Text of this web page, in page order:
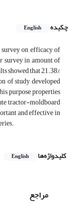
چکیده English
on efficacy of
survey in amount of
showed that 21.38%
of study, developed
purpose, properties
tractor-moldboard
and effective in
کلیدواژه‌ها English
مراجع